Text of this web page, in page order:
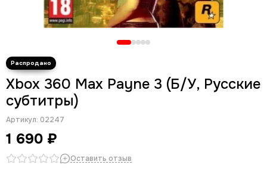
Xbox 360 Max Payne 3 (Б/У, Русские
субтитры)
Артикул: 02247
1 690 ₽
Оставить отзыв